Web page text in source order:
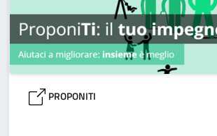
PROPONITI